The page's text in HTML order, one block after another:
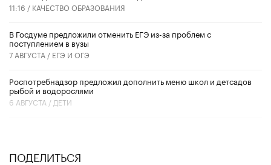
11:16 / КАЧЕСТВО ОБРАЗОВАНИЯ
В Госдуме предложили отменить ЕГЭ из-за проблем с
поступлением в вузы
7 АВГУСТА / ЕГЭ И ОГЭ
Роспотребнадзор предложил дополнить меню школ и детсадов
рыбой и водорослями
6 АВГУСТА / ДЕТИ
ПОДЕЛИТЬСЯ